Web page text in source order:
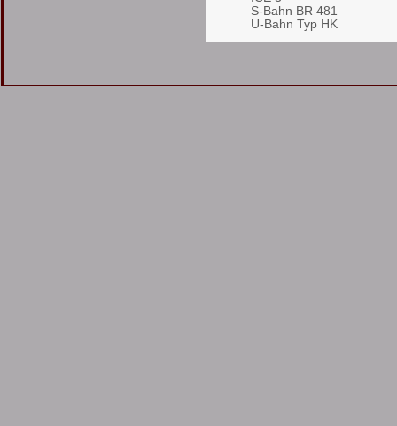
S-Bahn BR 481
U-Bahn Typ HK